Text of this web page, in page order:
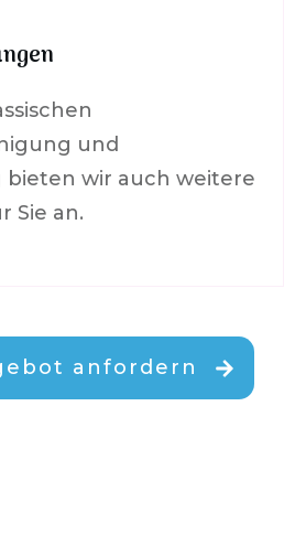
und
bieten wir auch weitere
Sie an.
anfordern